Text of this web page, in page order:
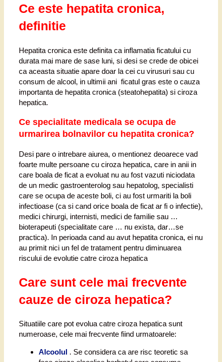
Ce este hepatita cronica,
definitie
Hepatita cronica este definita ca inflamatia ficatului cu
durata mai mare de sase luni, si desi se crede de obicei
ca aceasta situatie apare doar la cei cu virusuri sau cu
consum de alcool, in ultimii ani ficatul gras este o cauza
importanta de hepatita cronica (steatohepatita) si ciroza
hepatica.
Ce specialitate medicala se ocupa de
urmarirea bolnavilor cu hepatita cronica?
Desi pare o intrebare aiurea, o mentionez deoarece vad
foarte multe persoane cu ciroza hepatica, care in anii in
care boala de ficat a evoluat nu au fost vazuti niciodata
de un medic gastroenterolog sau hepatolog, specialisti
care se ocupa de aceste boli, ci au fost urmariti la boli
infectioase (ca si cand orice boala de ficat ar fi o infectie),
medici chirurgi, internisti, medici de familie sau …
bioterapeuti (specialitate care … nu exista, dar…se
practica). In perioada cand au avut hepatita cronica, ei nu
au primit nici un fel de tratament pentru diminuarea
riscului de evolutie catre ciroza hepatica
Care sunt cele mai frecvente
cauze de ciroza hepatica?
Situatiile care pot evolua catre ciroza hepatica sunt
numeroase, cele mai frecvente fiind urmatoarele:
Alcoolul . Se considera ca are risc teoretic sa